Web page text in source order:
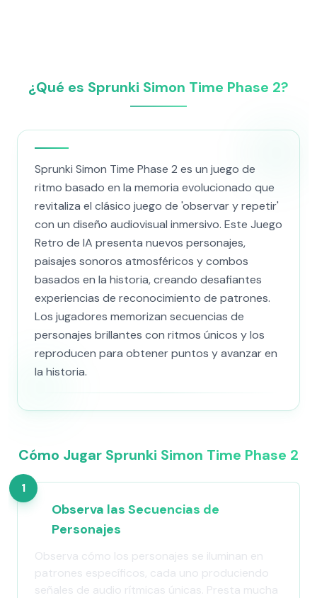
¿Qué es Sprunki Simon Time Phase 2?
Sprunki Simon Time Phase 2 es un juego de
ritmo basado en la memoria evolucionado que
revitaliza el clásico juego de 'observar y repetir'
con un diseño audiovisual inmersivo. Este Juego
Retro de IA presenta nuevos personajes,
paisajes sonoros atmosféricos y combos
basados en la historia, creando desafiantes
experiencias de reconocimiento de patrones.
Los jugadores memorizan secuencias de
personajes brillantes con ritmos únicos y los
reproducen para obtener puntos y avanzar en
la historia.
Cómo Jugar Sprunki Simon Time Phase 2
1
Observa las Secuencias de
Personajes
Observa cómo los personajes se iluminan en
patrones específicos, cada uno produciendo
señales de audio rítmicas únicas. Presta mucha